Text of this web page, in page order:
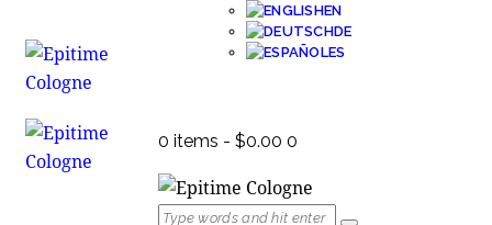
EN
DE
ES
0 items - $0.00 0